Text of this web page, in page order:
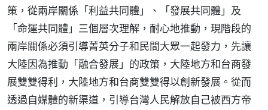
策，從兩岸關係「利益共同體」、「發展共同體」及
「命運共同體」三個層次理解，耐心地推動，現階段的
兩岸關係必須引導菁英分子和民間大眾一起發力，先讓
大陸因為推動「融合發展」的政策，大陸地方和台商發
展雙雙得利，大陸地方和台商雙雙得以創新發展。從而
透過自媒體的新渠道，引導台灣人民解放自己被西方帝